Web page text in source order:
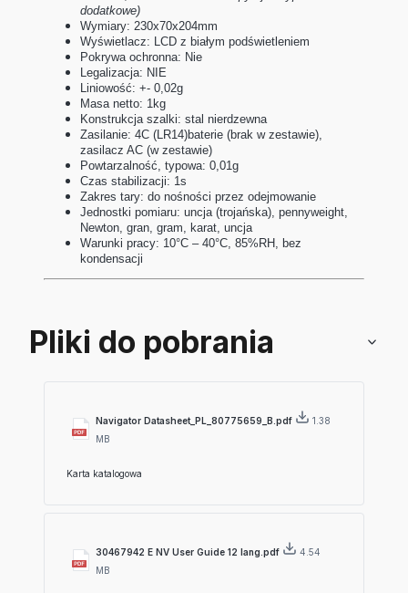
dodatkowe)
Wymiary: 230x70x204mm
Wyświetlacz: LCD z białym podświetleniem
Pokrywa ochronna: Nie
Legalizacja: NIE
Liniowość: +- 0,02g
Masa netto: 1kg
Konstrukcja szalki: stal nierdzewna
Zasilanie: 4C (LR14)baterie (brak w zestawie),
zasilacz AC (w zestawie)
Powtarzalność, typowa: 0,01g
Czas stabilizacji: 1s
Zakres tary: do nośności przez odejmowanie
Jednostki pomiaru: uncja (trojańska), pennyweight,
Newton, gran, gram, karat, uncja
Warunki pracy: 10°C – 40°C, 85%RH, bez
kondensacji
Pliki do pobrania
Navigator Datasheet_PL_80775659_B.pdf
1.38
MB
Karta katalogowa
30467942 E NV User Guide 12 lang.pdf
4.54
MB